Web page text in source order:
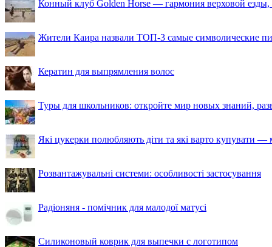
Конный клуб Golden Horse — гармония верховой езды,
Жители Каира назвали ТОП-3 самые символические
Кератин для выпрямления волос
Туры для школьников: откройте мир новых знаний,
Які цукерки полюбляють діти та які варто купувати —
Розвантажувальні системи: особливості застосування
Радіоняня - помічник для малодої матусі
Силиконовый коврик для выпечки с логотипом